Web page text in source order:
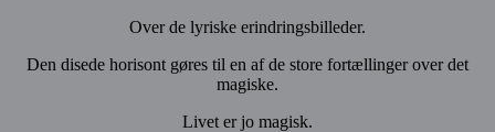
Over de lyriske erindringsbilleder.
Den disede horisont gøres til en af de store fortællinger over det
magiske.
Livet er jo magisk.